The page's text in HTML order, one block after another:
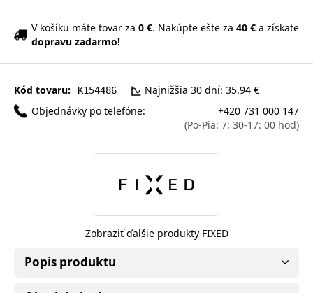
V košíku máte tovar za 0 €. Nakúpte ešte za 40 € a získate
dopravu zadarmo!
Kód tovaru: K154486
Najnižšia 30 dní: 35.94 €
Objednávky po telefóne:
+420 731 000 147
(Po-Pia: 7: 30-17: 00 hod)
Zobraziť ďalšie produkty FIXED
Popis produktu